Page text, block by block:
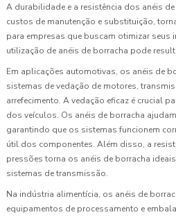
A durabilidade e a resistência dos anéis
custos de manutenção e substituição,
para empresas que buscam otimizar seus
utilização de anéis de borracha pode
Em aplicações automotivas, os anéis de
sistemas de vedação de motores,
arrefecimento. A vedação eficaz é crucial
dos veículos. Os anéis de borracha
garantindo que os sistemas funcionem
útil dos componentes. Além disso, a
pressões torna os anéis de borracha
sistemas de transmissão.
Na indústria alimentícia, os anéis de
equipamentos de processamento e